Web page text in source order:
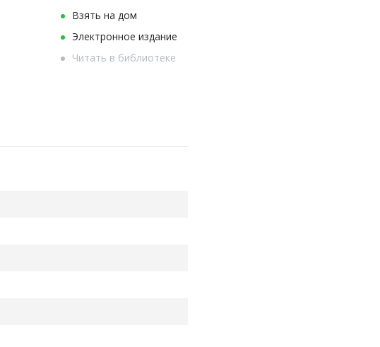
Взять на дом
Электронное издание
Читать в библиотеке